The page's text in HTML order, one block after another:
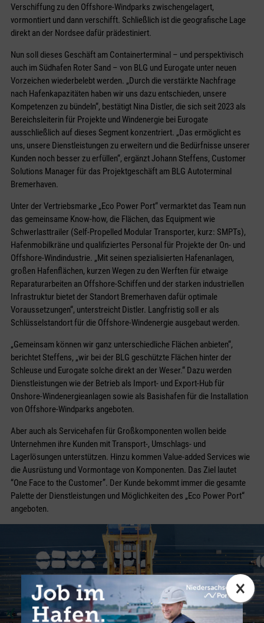
×
Verschiffung zu den Offshore-Windparks zwischengelagert,
vormontiert und dann verschifft. Schließlich ist die geografische Lage
direkt an der Nordsee dafür prädestiniert.
Nun soll dieses Geschäft am Containerterminal – und perspektivisch
auch im Südhafen Roter Sand – von BLG und Eurogate unter neuen
Vorzeichen wiederbelebt werden. „Durch die verstärkte Nachfrage
nach Hafenkapazitäten haben wir uns dazu entschieden, unsere
Kompetenzen zu bündeln“, bestätigt Nina Distler, die sich seit 2023 als
Bereichsleiterin für Projekte und Windenergie bei Eurogate
ausschließlich auf dieses Segment konzentriert. „Das ermöglicht es
uns, unsere Dienstleistungen zu erweitern und die Bedürfnisse unserer
Kunden noch besser zu erfüllen“, ergänzt Johann Steffens, Customer
Solutions Manager für das Projektgeschäft am BLG Autoterminal
Bremerhaven.
Unter der Vertriebsmarke „Eco Power Port“ vermarktet das Team nun
das gemeinsame Know-how, die Flächen, das Equipment wie
Schwerlasttrailer (Self-Propelled Modular Transporter, kurz: SMPTs),
Hafenmobilkräne und qualifiziertes Personal für Projekte der On- und
Offshore-Windindustrie. „Mit seinen spezialisierten Hafenanlagen,
großen Hafenflächen, kurzen Wegen zu den Werften für etwaige
Reparaturarbeiten an Offshore-Schiffen und der starken industriellen
Infrastruktur bietet der Standort Bremerhaven dafür optimale
Voraussetzungen“, unterstreicht Distler. Langfristig soll er als
Schlüsselstandort für die Offshore-Windenergie ausgebaut werden.
„Gemeinsam können wir ganz unterschiedliche Flächen anbieten“,
berichtet Steffens, „wir bei der BLG geschützte Flächen hinter der
Schleuse und Eurogate solche direkt an der Weser.“ Dazu werden
Dienstleistungen wie der Betrieb als Import- und Export-Hub für
Onshore-Windenergieanlagen sowie als Basishafen für die Installation
von Offshore-Windparks angeboten.
Aber auch als Servicehafen für Großkomponenten wollen beide
Unternehmen ihre Kunden mit Transport-, Umschlags- und
Lagerlösungen unterstützen. Hinzu kommen Value-added Services wie
die Ausrüstung und Vormontage von Komponenten. Das Ziel lautet
“One Face to the Customer”. Der Kunde bekommt immer die gesamte
Palette der Dienstleistungen und Möglichkeiten des „Eco Power Port“
angeboten.